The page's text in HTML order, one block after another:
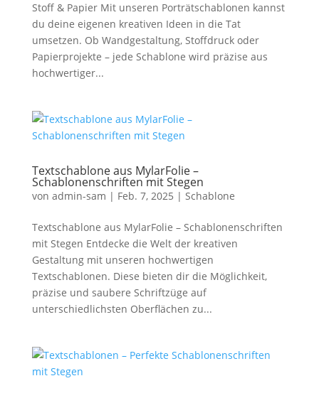
Stoff & Papier Mit unseren Porträtschablonen kannst
du deine eigenen kreativen Ideen in die Tat
umsetzen. Ob Wandgestaltung, Stoffdruck oder
Papierprojekte – jede Schablone wird präzise aus
hochwertiger...
Textschablone aus MylarFolie –
Schablonenschriften mit Stegen
von admin-sam | Feb. 7, 2025 | Schablone
Textschablone aus MylarFolie – Schablonenschriften
mit Stegen Entdecke die Welt der kreativen
Gestaltung mit unseren hochwertigen
Textschablonen. Diese bieten dir die Möglichkeit,
präzise und saubere Schriftzüge auf
unterschiedlichsten Oberflächen zu...